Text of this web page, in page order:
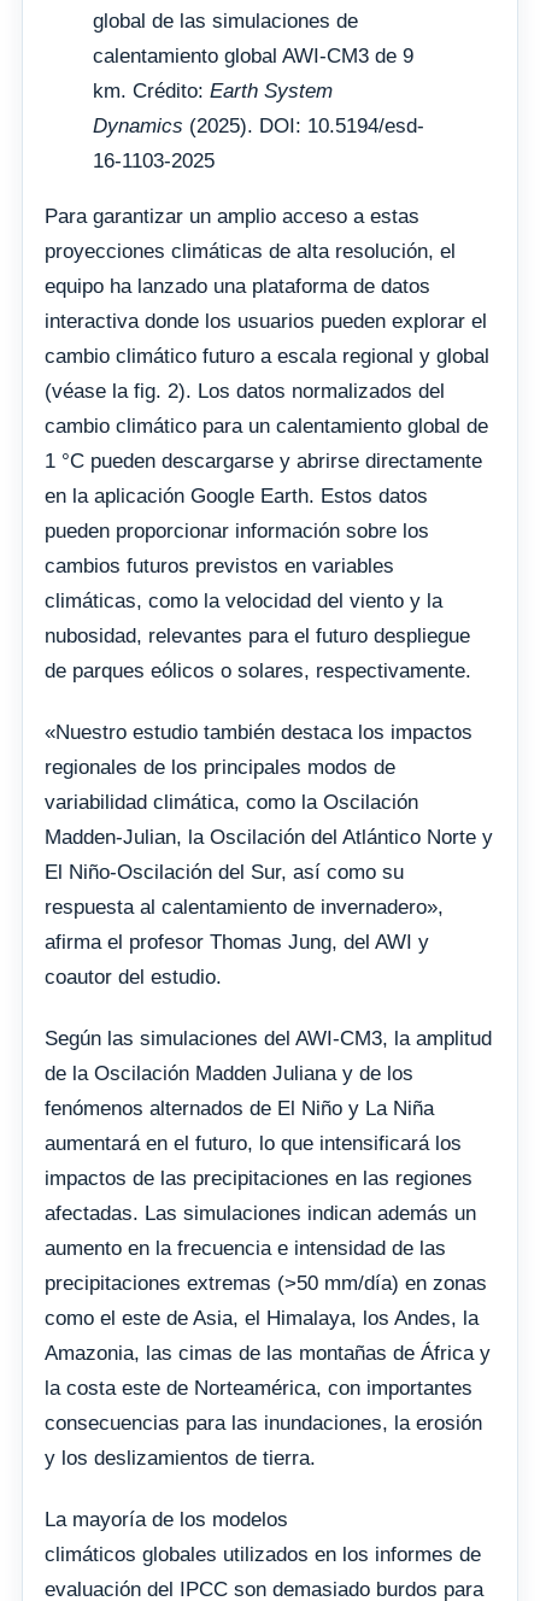
global de las simulaciones de
calentamiento global AWI-CM3 de 9
km. Crédito: Earth System
Dynamics (2025). DOI: 10.5194/esd-
16-1103-2025
Para garantizar un amplio acceso a estas
proyecciones climáticas de alta resolución, el
equipo ha lanzado una plataforma de datos
interactiva donde los usuarios pueden explorar el
cambio climático futuro a escala regional y global
(véase la fig. 2). Los datos normalizados del
cambio climático para un calentamiento global de
1 °C pueden descargarse y abrirse directamente
en la aplicación Google Earth. Estos datos
pueden proporcionar información sobre los
cambios futuros previstos en variables
climáticas, como la velocidad del viento y la
nubosidad, relevantes para el futuro despliegue
de parques eólicos o solares, respectivamente.
«Nuestro estudio también destaca los impactos
regionales de los principales modos de
variabilidad climática, como la Oscilación
Madden-Julian, la Oscilación del Atlántico Norte y
El Niño-Oscilación del Sur, así como su
respuesta al calentamiento de invernadero»,
afirma el profesor Thomas Jung, del AWI y
coautor del estudio.
Según las simulaciones del AWI-CM3, la amplitud
de la Oscilación Madden Juliana y de los
fenómenos alternados de El Niño y La Niña
aumentará en el futuro, lo que intensificará los
impactos de las precipitaciones en las regiones
afectadas. Las simulaciones indican además un
aumento en la frecuencia e intensidad de las
precipitaciones extremas (>50 mm/día) en zonas
como el este de Asia, el Himalaya, los Andes, la
Amazonia, las cimas de las montañas de África y
la costa este de Norteamérica, con importantes
consecuencias para las inundaciones, la erosión
y los deslizamientos de tierra.
La mayoría de los modelos
climáticos globales utilizados en los informes de
evaluación del IPCC son demasiado burdos para